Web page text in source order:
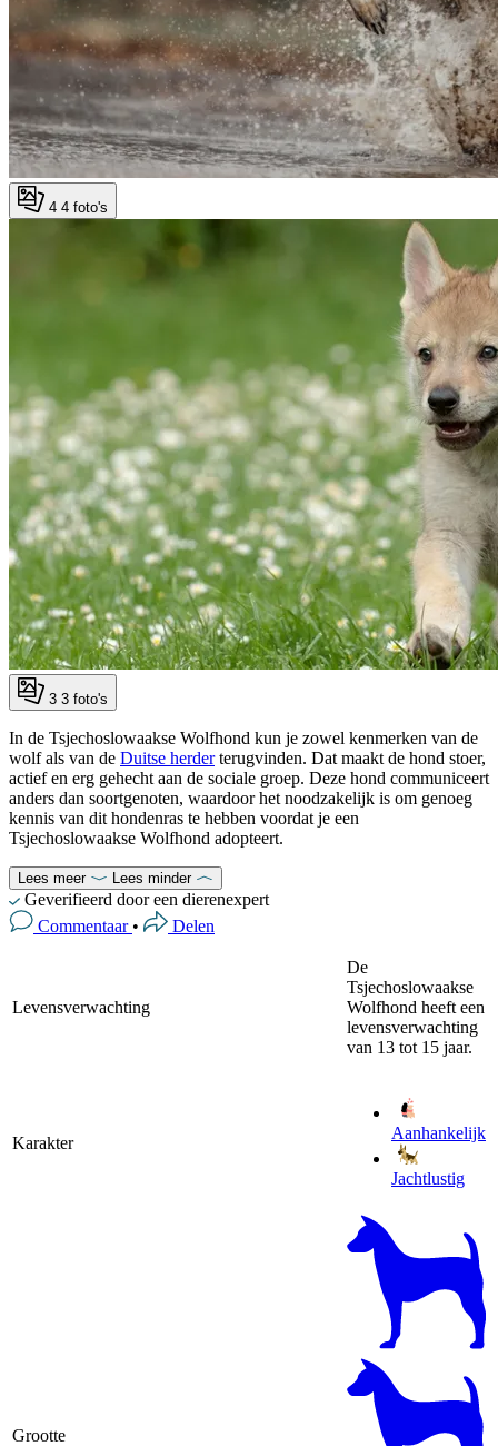
4 4 foto's
3 3 foto's
In de Tsjechoslowaakse Wolfhond kun je zowel kenmerken van de
wolf als van de Duitse herderterugvinden. Dat maakt de hond stoer,
actief en erg gehecht aan de sociale groep. Deze hond communiceert
anders dan soortgenoten, waardoor het noodzakelijk is om genoeg
kennis van dit hondenras te hebben voordat je een
Tsjechoslowaakse Wolfhond adopteert.
Lees meer Lees minder
Geverifieerd door een dierenexpert
Commentaar • Delen
Levensverwachting
De
Tsjechoslowaakse
Wolfhond heeft een
levensverwachting
van 13 tot 15 jaar.
Karakter
Aanhankelijk
Jachtlustig
Grootte